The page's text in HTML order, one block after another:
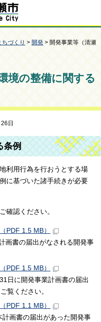
ちづくり > 開発 > 開発事業等（清瀬
境の整備に関する
日
条例
利用行為を行おうとする場
に基づいた諸手続きが必要
確認ください。
PDF 1.5 MB）
画書の届出がなされる開発事
PDF 1.5 MB）
日に開発事業計画書の届出
覧ください。
PDF 1.1 MB）
画書の届出があった開発事